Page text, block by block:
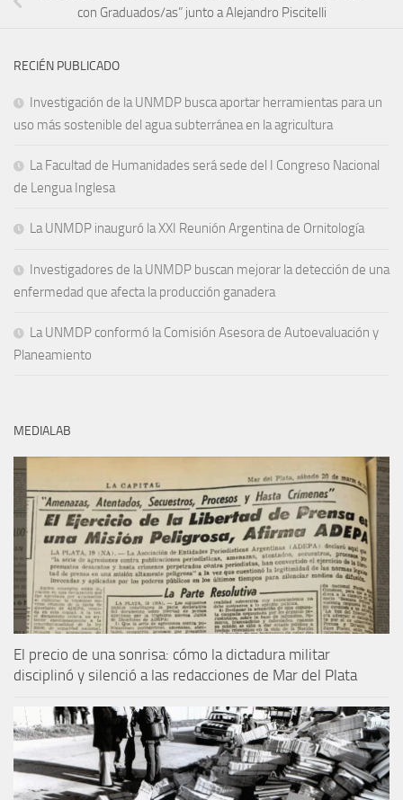
con Graduados/as” junto a Alejandro Piscitelli
RECIÉN PUBLICADO
Investigación de la UNMDP busca aportar herramientas para un
uso más sostenible del agua subterránea en la agricultura
La Facultad de Humanidades será sede del I Congreso Nacional
de Lengua Inglesa
La UNMDP inauguró la XXI Reunión Argentina de Ornitología
Investigadores de la UNMDP buscan mejorar la detección de una
enfermedad que afecta la producción ganadera
La UNMDP conformó la Comisión Asesora de Autoevaluación y
Planeamiento
MEDIALAB
El precio de una sonrisa: cómo la dictadura militar
disciplinó y silenció a las redacciones de Mar del Plata